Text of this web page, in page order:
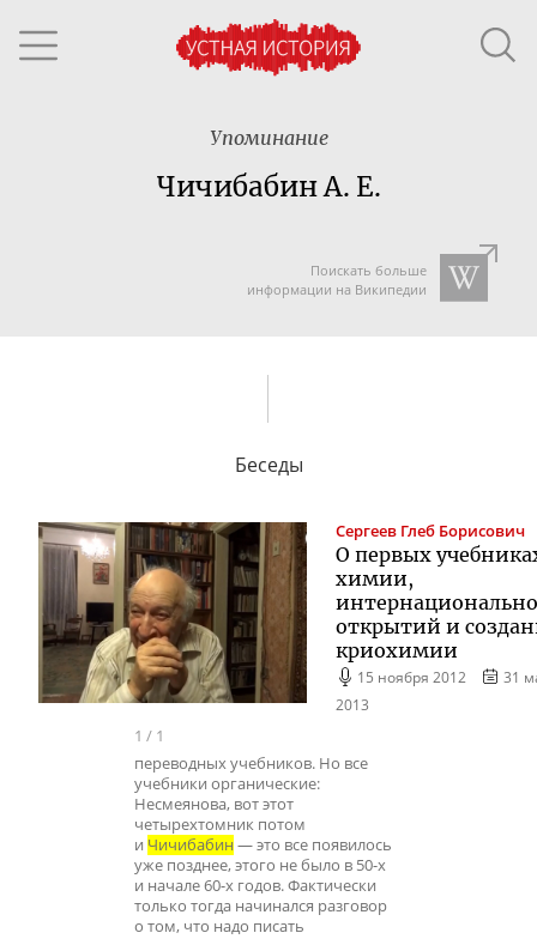
Упоминание
Чичибабин А. Е.
Поискать больше
информации на Википедии
Беседы
Сергеев Глеб Борисович
О первых
химии,
открытий и
криохимии
15 ноября 2012
31
2013
1 / 1
переводных учебников. Но все
учебники органические:
Несмеянова, вот этот
четырехтомник потом
и Чичибабин — это все появилось
уже позднее, этого не было в 50-х
и начале 60-х годов. Фактически
только тогда начинался разговор
о том, что надо писать